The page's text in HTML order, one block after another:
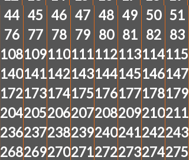
44 45 46 47 48 49 50 51
76 77 78 79 80 81 82 83
108109110111112113114115
140141142143144145146147
172173174175176177178179
204205206207208209210211
236237238239240241242243
268269270271272273274275